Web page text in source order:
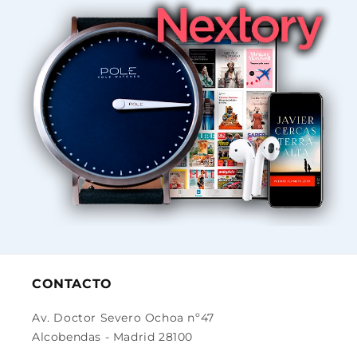
CONTACTO
Av. Doctor Severo Ochoa nº47
Alcobendas - Madrid 28100